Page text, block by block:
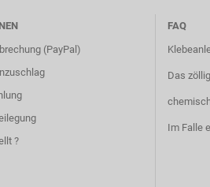
(PayPal)
?
FAQ
Das
Im Falle